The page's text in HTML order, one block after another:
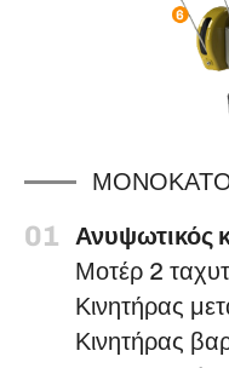
01
Ανυψωτικός
Μοτέρ 2
Κινητήρας
Κινητήρας